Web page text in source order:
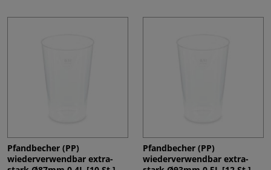
Pfandbecher (PP)
wiederverwendbar extra-
Pfandbecher (PP)
wiederverwendbar extra-